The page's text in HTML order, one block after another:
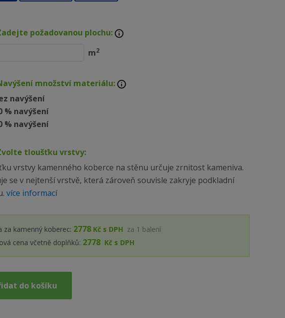
požadovanou plochu:
m2
množství materiálu:
navýšení
% navýšení
% navýšení
tloušťku vrstvy:
vrstvy kamenného koberce na stěnu určuje zrnitost kameniva.
se v nejtenší vrstvě, která zároveň souvisle zakryje podkladní
více informací
za kamenný koberec: 2778 Kč s DPH za 1 balení
cena včetně doplňků: 2778 Kč s DPH
do košíku